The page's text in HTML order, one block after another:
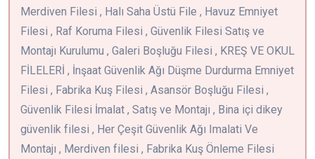
Merdiven Filesi , Halı Saha Üstü File , Havuz Emniyet
Filesi , Raf Koruma Filesi , Güvenlik Filesi Satış ve
Montajı Kurulumu , Galeri Boşluğu Filesi , KREŞ VE OKUL
FİLELERİ , İnşaat Güvenlik Ağı Düşme Durdurma Emniyet
Filesi , Fabrika Kuş Filesi , Asansör Boşluğu Filesi ,
Güvenlik Filesi İmalat , Satış ve Montajı , Bina içi dikey
güvenlik filesi , Her Çeşit Güvenlik Ağı Imalati Ve
Montajı , Merdiven filesi , Fabrika Kuş Önleme Filesi